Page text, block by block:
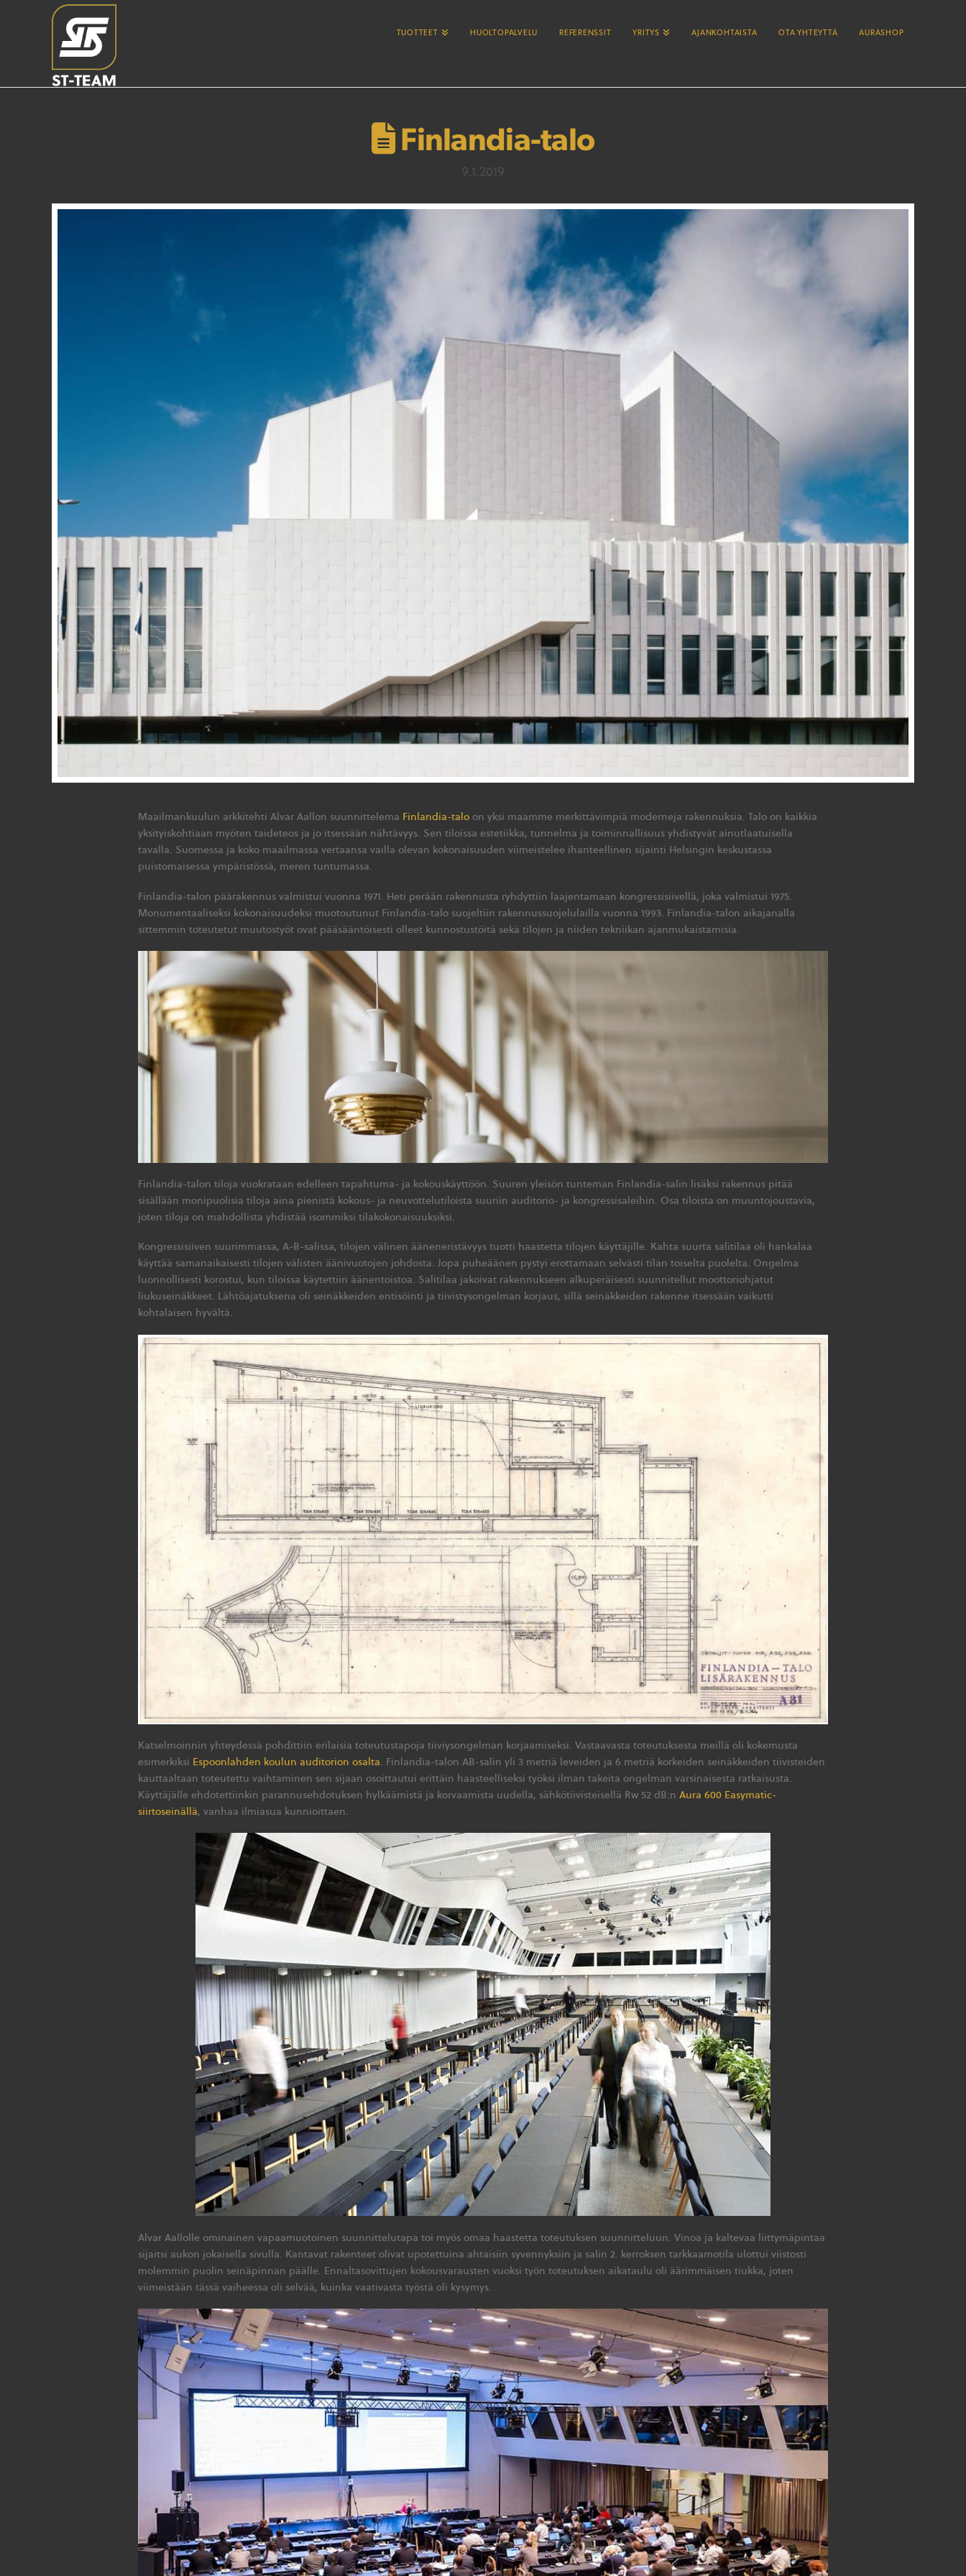
TUOTTEET HUOLTOPALVELU REFERENSSIT YRITYS AJANKOHTAISTA OTA YHTEYTTÄ AURASHOP
Finlandia-talo
Maailmankuulun arkkitehti Alvar Aallon suunnittelema Finlandia-talo on yksi maamme merkittävimpiä moderneja rakennuksia. Talo on kaikkia
yksityiskohtiaan myöten taideteos ja jo itsessään nähtävyys. Sen tiloissa estetiikka, tunnelma ja toiminnallisuus yhdistyvät ainutlaatuisella
tavalla. Suomessa ja koko maailmassa vertaansa vailla olevan kokonaisuuden viimeistelee ihanteellinen sijainti Helsingin keskustassa
puistomaisessa ympäristössä, meren tuntumassa.
Finlandia-talon päärakennus valmistui vuonna 1971. Heti perään rakennusta ryhdyttiin laajentamaan kongressisiivellä, joka valmistui 1975.
Monumentaaliseksi kokonaisuudeksi muotoutunut Finlandia-talo suojeltiin rakennussuojelulailla vuonna 1993. Finlandia-talon aikajanalla
sittemmin toteutetut muutostyöt ovat pääsääntöisesti olleet kunnostustöitä sekä tilojen ja niiden tekniikan ajanmukaistamisia.
Finlandia-talon tiloja vuokrataan edelleen tapahtuma- ja kokouskäyttöön. Suuren yleisön tunteman Finlandia-salin lisäksi rakennus pitää
sisällään monipuolisia tiloja aina pienistä kokous- ja neuvottelutiloista suuriin auditorio- ja kongressisaleihin. Osa tiloista on muuntojoustavia,
joten tiloja on mahdollista yhdistää isommiksi tilakokonaisuuksiksi.
Kongressisiiven suurimmassa, A-B-salissa, tilojen välinen ääneneristävyys tuotti haastetta tilojen käyttäjille. Kahta suurta salitilaa oli hankalaa
käyttää samanaikaisesti tilojen välisten äänivuotojen johdosta. Jopa puheäänen pystyi erottamaan selvästi tilan toiselta puolelta. Ongelma
luonnollisesti korostui, kun tiloissa käytettiin äänentoistoa. Salitilaa jakoivat rakennukseen alkuperäisesti suunnitellut moottoriohjatut
liukuseinäkkeet. Lähtöajatuksena oli seinäkkeiden entisöinti ja tiivistysongelman korjaus, sillä seinäkkeiden rakenne itsessään vaikutti
kohtalaisen hyvältä.
Katselmoinnin yhteydessä pohdittiin erilaisia toteutustapoja tiiviysongelman korjaamiseksi. Vastaavasta toteutuksesta meillä oli kokemusta
esimerkiksi Espoonlahden koulun auditorion osalta. Finlandia-talon AB-salin yli 3 metriä leveiden ja 6 metriä korkeiden seinäkkeiden tiivisteiden
kauttaaltaan toteutettu vaihtaminen sen sijaan osoittautui erittäin haasteelliseksi työksi ilman takeita ongelman varsinaisesta ratkaisusta.
Käyttäjälle ehdotettiinkin parannusehdotuksen hylkäämistä ja korvaamista uudella, sähkötiivisteisellä Rw 52 dB:n Aura 600 Easymatic-
siirtoseinällä, vanhaa ilmiasua kunnioittaen.
Alvar Aallolle ominainen vapaamuotoinen suunnittelutapa toi myös omaa haastetta toteutuksen suunnitteluun. Vinoa ja kaltevaa liittymäpintaa
sijaitsi aukon jokaisella sivulla. Kantavat rakenteet olivat upotettuina ahtaisiin syvennyksiin ja salin 2. kerroksen tarkkaamotila ulottui viistosti
molemmin puolin seinäpinnan päälle. Ennaltasovittujen kokousvarausten vuoksi työn toteutuksen aikataulu oli äärimmäisen tiukka, joten
viimeistään tässä vaiheessa oli selvää, kuinka vaativasta työstä oli kysymys.